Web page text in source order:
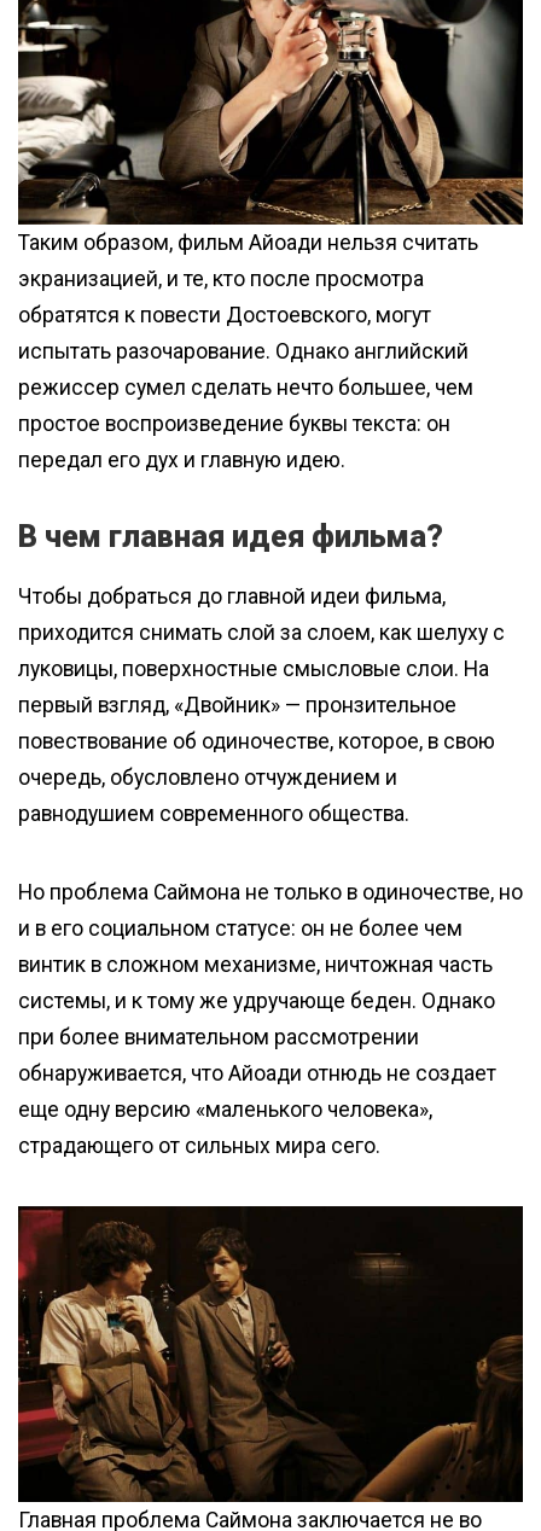
Таким образом, фильм Айоади нельзя считать
экранизацией, и те, кто после просмотра
обратятся к повести Достоевского, могут
испытать разочарование. Однако английский
режиссер сумел сделать нечто большее, чем
простое воспроизведение буквы текста: он
передал его дух и главную идею.
В чем главная идея фильма?
Чтобы добраться до главной идеи фильма,
приходится снимать слой за слоем, как шелуху с
луковицы, поверхностные смысловые слои. На
первый взгляд, «Двойник» — пронзительное
повествование об одиночестве, которое, в свою
очередь, обусловлено отчуждением и
равнодушием современного общества.
Но проблема Саймона не только в одиночестве, но
и в его социальном статусе: он не более чем
винтик в сложном механизме, ничтожная часть
системы, и к тому же удручающе беден. Однако
при более внимательном рассмотрении
обнаруживается, что Айоади отнюдь не создает
еще одну версию «маленького человека»,
страдающего от сильных мира сего.
Главная проблема Саймона заключается не во